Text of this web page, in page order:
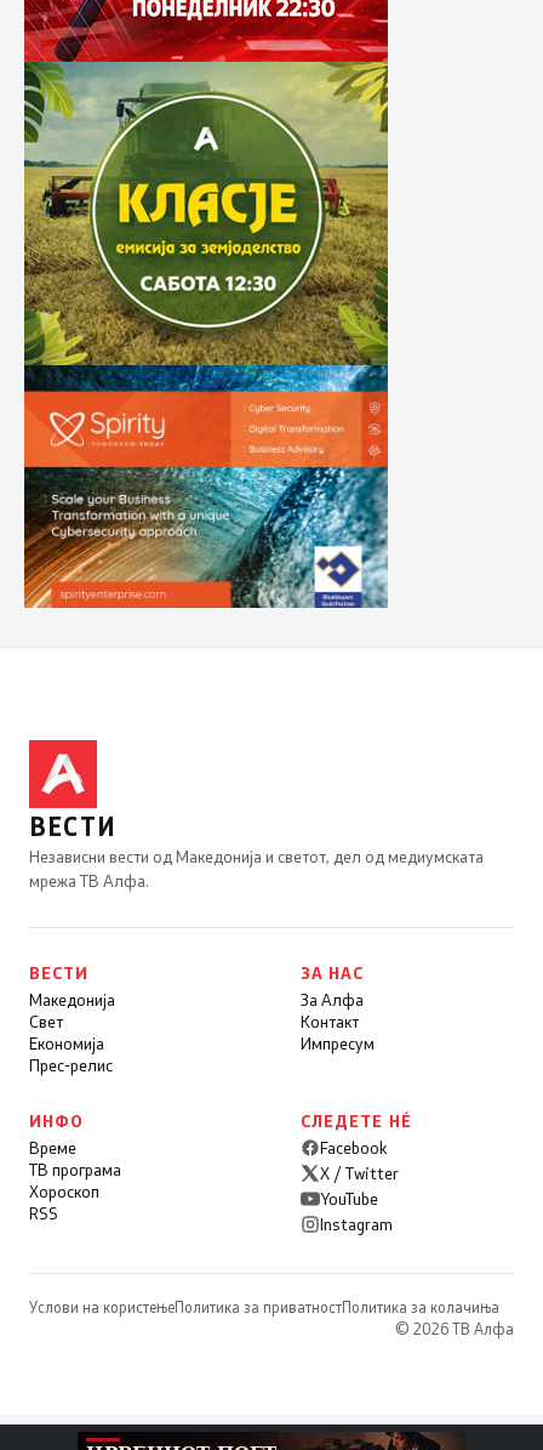
ВЕСТИ
Независни вести од Македонија и светот, дел од медиумската
мрежа ТВ Алфа.
ВЕСТИ
Македонија
Свет
Економија
Прес-релис
ЗА НАС
За Алфа
Контакт
Импресум
ИНФО
Време
ТВ програма
Хороскоп
RSS
СЛЕДЕТЕ НÉ
Facebook
X / Twitter
YouTube
Instagram
Услови на користењеПолитика за приватностПолитика за колачиња
© 2026 ТВ Алфа